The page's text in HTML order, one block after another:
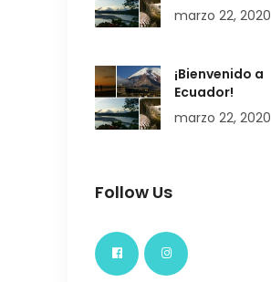
marzo 22, 2020
¡Bienvenido a
Ecuador!
marzo 22, 2020
Follow Us